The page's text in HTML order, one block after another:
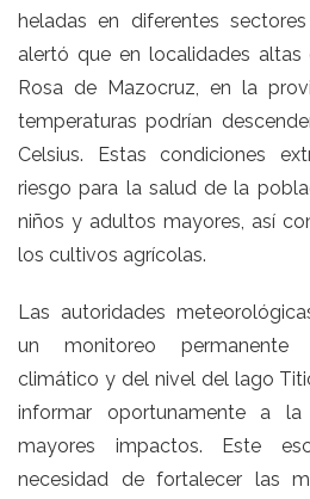
heladas en diferentes
alertó que en localidades
Rosa de Mazocruz, en la
temperaturas podrían
Celsius. Estas condiciones
riesgo para la salud de la
niños y adultos mayores, así
los cultivos agrícolas.
Las autoridades
un monitoreo permanente
climático y del nivel del lago
informar oportunamente a
mayores impactos. Este
necesidad de fortalecer las